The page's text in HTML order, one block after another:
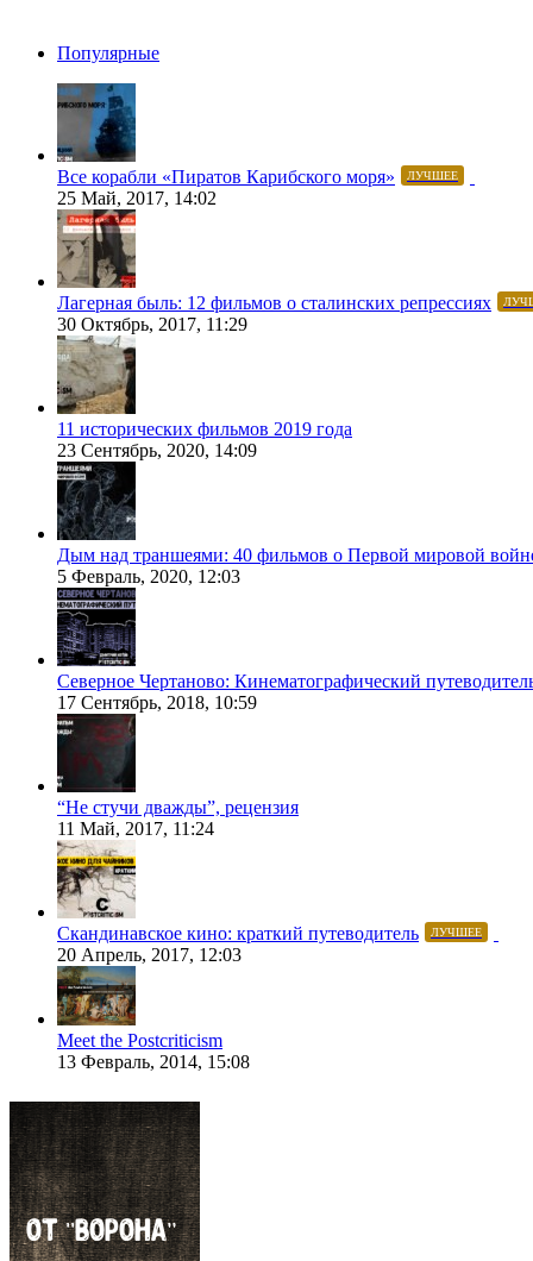
Популярные
Все корабли «Пиратов Карибского моря» ЛУЧШЕЕ
25 Май, 2017, 14:02
Лагерная быль: 12 фильмов о сталинских репрессиях
30 Октябрь, 2017, 11:29
11 исторических фильмов 2019 года
23 Сентябрь, 2020, 14:09
Дым над траншеями: 40 фильмов о Первой мировой
5 Февраль, 2020, 12:03
Северное Чертаново: Кинематографический
17 Сентябрь, 2018, 10:59
“Не стучи дважды”, рецензия
11 Май, 2017, 11:24
Скандинавское кино: краткий путеводитель ЛУЧШЕЕ
20 Апрель, 2017, 12:03
Meet the Postcriticism
13 Февраль, 2014, 15:08